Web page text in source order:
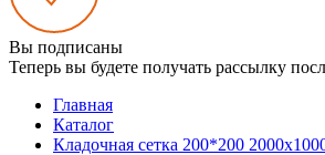
Вы подписаны
Теперь вы будете получать рассылку
Главная
Каталог
Кладочная сетка 200*200